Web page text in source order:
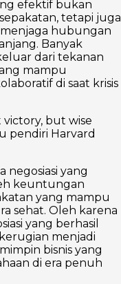
efektif bukan
tetapi juga
hubungan
Banyak
dari tekanan
mampu
di saat krisis
victory, but wise
pendiri Harvard
negosiasi yang
keuntungan
yang mampu
sehat. Oleh karena
yang berhasil
menjadi
bisnis yang
di era penuh